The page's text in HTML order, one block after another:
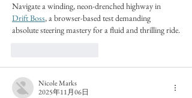
Navigate a winding, neon-drenched highway in
Drift Boss, a browser-based test demanding
absolute steering mastery for a fluid and thrilling ride.
Nicole Marks
2025年11月06日